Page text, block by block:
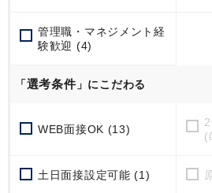
管理職・マネジメント経
験歓迎 (4)
「選考条件」にこだわる
WEB面接OK (13)
土日面接設定可能 (1)